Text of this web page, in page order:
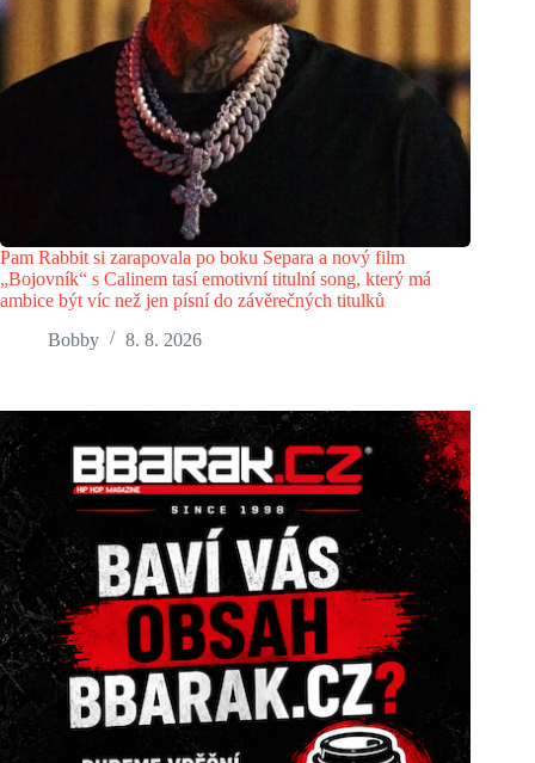
Pam Rabbit si zarapovala po boku Separa a nový film
„Bojovník“ s Calinem tasí emotivní titulní song, který má
ambice být víc než jen písní do závěrečných titulků
Bobby
8. 8. 2026